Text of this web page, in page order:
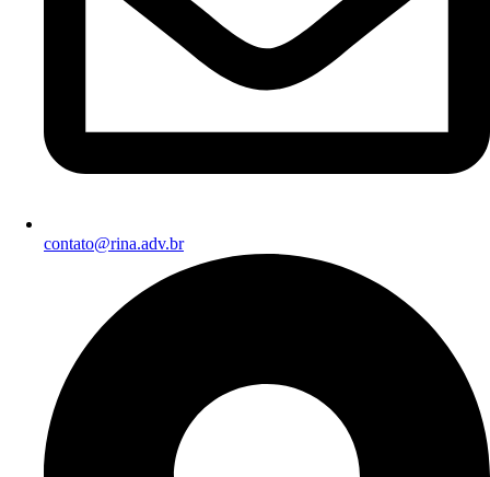
contato@rina.adv.br